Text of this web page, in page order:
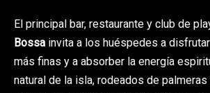
El principal bar, restaurante y club de
Bossa invita a los huéspedes a
más finas y a absorber la energía
natural de la isla, rodeados de